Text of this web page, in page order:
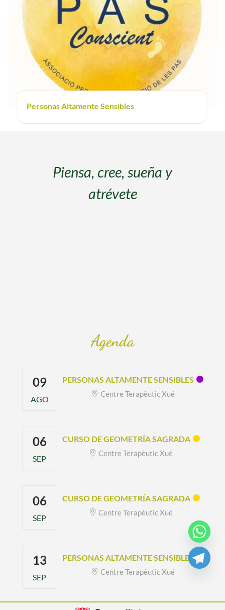
Personas Altamente Sensibles
Piensa, cree, sueña y
atrévete
Agenda
09
AGO
PERSONAS ALTAMENTE SENSIBLES
Centre Terapèutic Xué
06
SEP
CURSO DE GEOMETRÍA SAGRADA
Centre Terapèutic Xué
06
SEP
CURSO DE GEOMETRÍA SAGRADA
Centre Terapèutic Xué
13
SEP
PERSONAS ALTAMENTE SENSIBLES
Centre Terapèutic Xué